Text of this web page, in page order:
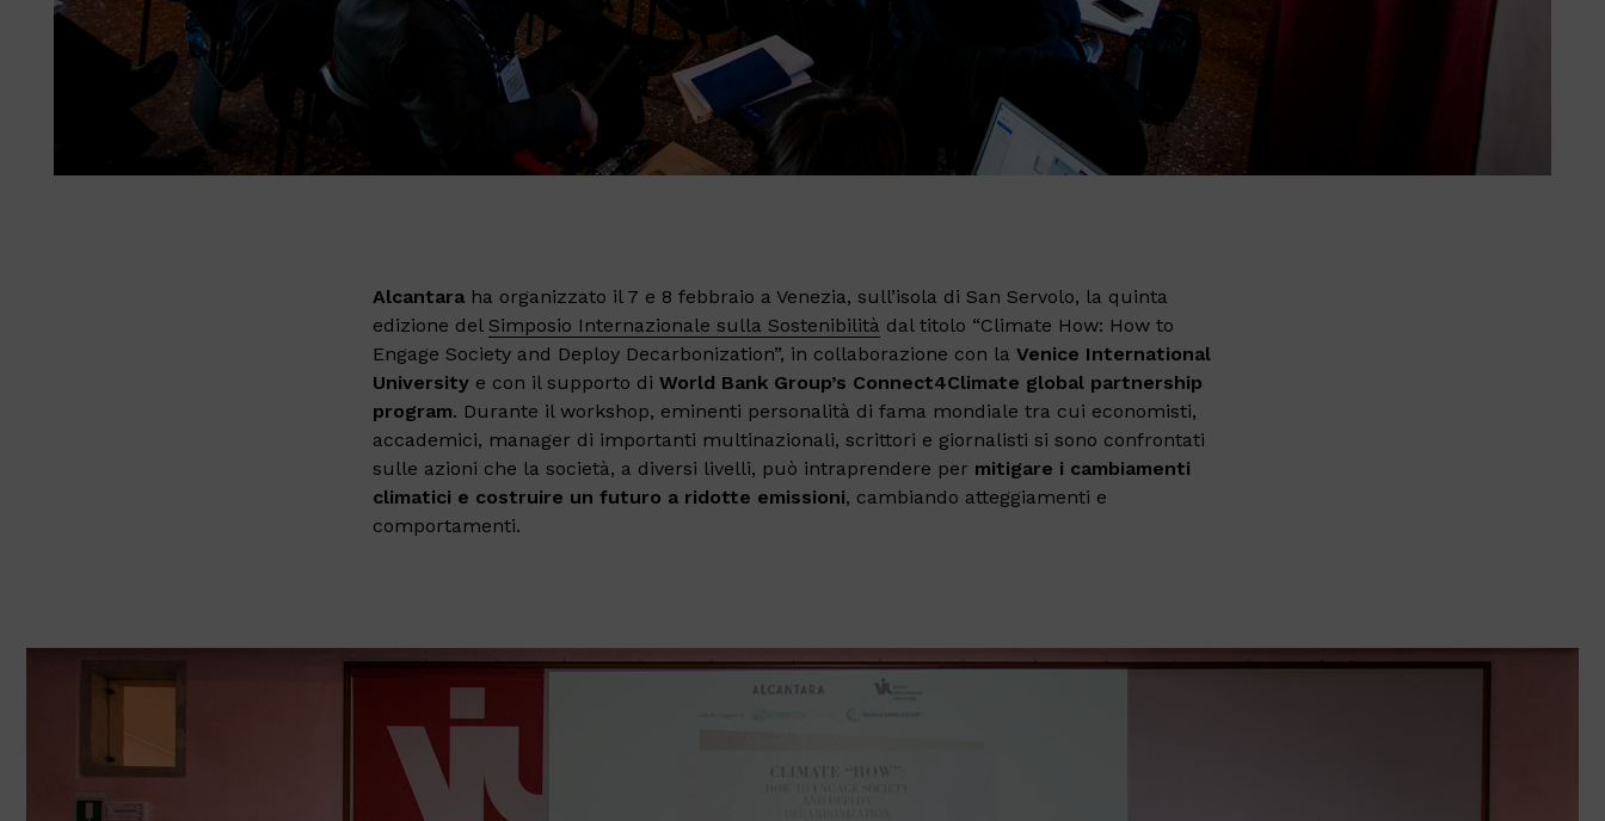
Alcantara ha organizzato il 7 e 8 febbraio a Venezia, sull’isola di San Servolo, la quinta
edizione del Simposio Internazionale sulla Sostenibilità dal titolo “Climate How: How to
Engage Society and Deploy Decarbonization”, in collaborazione con la Venice International
University e con il supporto di World Bank Group’s Connect4Climate global partnership
program.​ Durante il workshop, eminenti personalità di fama mondiale tra cui economisti,
accademici, manager di importanti multinazionali, scrittori e giornalisti si sono con​frontati
sulle azioni che la società, a diversi livelli, può intraprendere per mitigare i cambiamenti
climatici e costruire un futuro a ridotte emissioni, cambiando atteggiamenti e
comportamenti.